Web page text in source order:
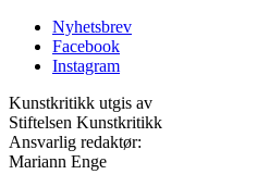
Nyhetsbrev
Facebook
Instagram
Kunstkritikk utgis av
Stiftelsen Kunstkritikk
Ansvarlig redaktør:
Mariann Enge